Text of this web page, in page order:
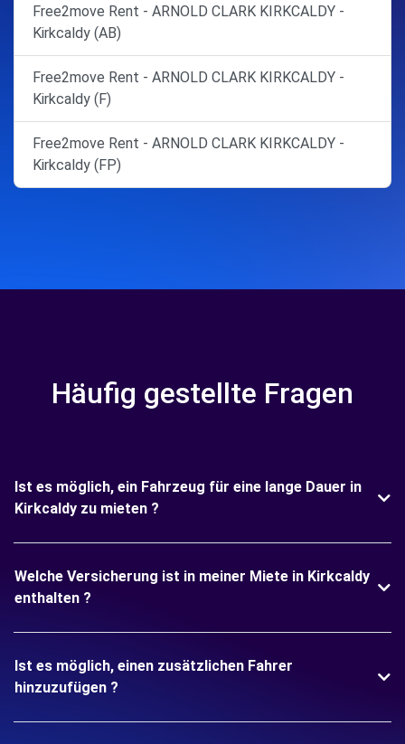
Free2move Rent - ARNOLD CLARK KIRKCALDY -
Kirkcaldy (AB)
Free2move Rent - ARNOLD CLARK KIRKCALDY -
Kirkcaldy (F)
Free2move Rent - ARNOLD CLARK KIRKCALDY -
Kirkcaldy (FP)
Häufig gestellte Fragen
Ist es möglich, ein Fahrzeug für eine lange Dauer in
Kirkcaldy zu mieten ?
Welche Versicherung ist in meiner Miete in Kirkcaldy
enthalten ?
Ist es möglich, einen zusätzlichen Fahrer
hinzuzufügen ?